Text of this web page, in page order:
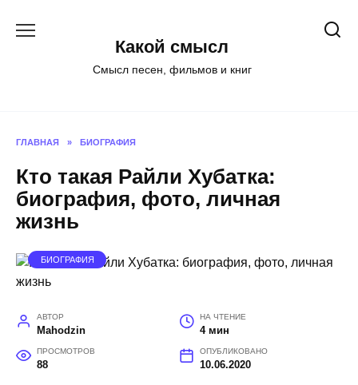
Какой смысл
Смысл песен, фильмов и книг
ГЛАВНАЯ » БИОГРАФИЯ
Кто такая Райли Хубатка:
биография, фото, личная
жизнь
БИОГРАФИЯ
АВТОР
Mahodzin
НА ЧТЕНИЕ
4 мин
ПРОСМОТРОВ
88
ОПУБЛИКОВАНО
10.06.2020